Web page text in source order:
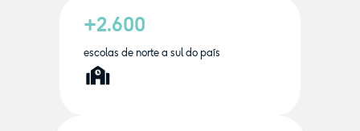
+2.600
escolas de norte a sul do país